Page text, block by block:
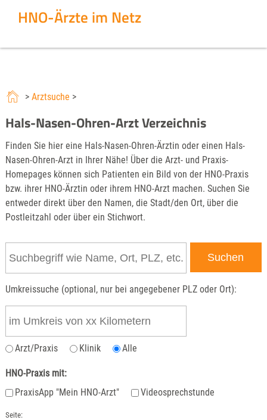
HNO-Ärzte im Netz
> Arztsuche >
Hals-Nasen-Ohren-Arzt Verzeichnis
Finden Sie hier eine Hals-Nasen-Ohren-Ärztin oder einen Hals-
Nasen-Ohren-Arzt in Ihrer Nähe! Über die Arzt- und Praxis-
Homepages können sich Patienten ein Bild von der HNO-Praxis
bzw. ihrer HNO-Ärztin oder ihrem HNO-Arzt machen. Suchen Sie
entweder direkt über den Namen, die Stadt/den Ort, über die
Postleitzahl oder über ein Stichwort.
Umkreissuche (optional, nur bei angegebener PLZ oder Ort):
Arzt/Praxis Klinik Alle
HNO-Praxis mit:
PraxisApp "Mein HNO-Arzt"
Videosprechstunde
Seite: